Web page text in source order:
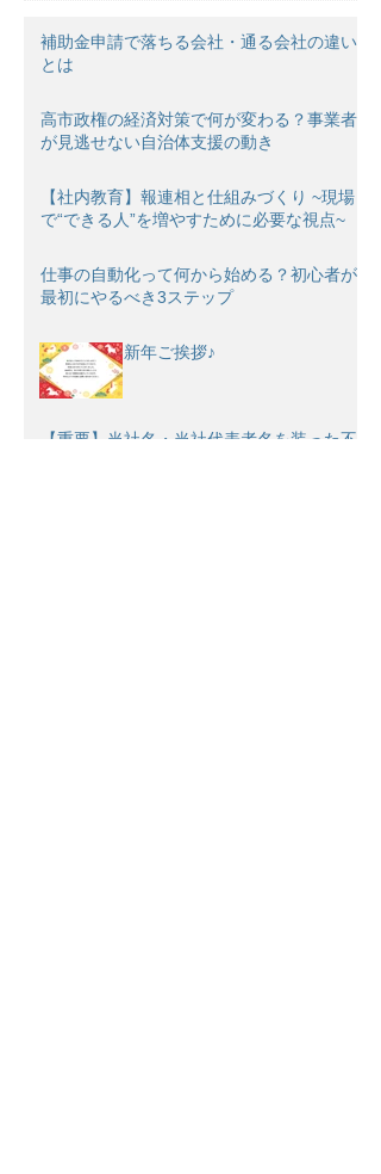
補助金申請で落ちる会社・通る会社の違い
とは
高市政権の経済対策で何が変わる？事業者
が見逃せない自治体支援の動き
【社内教育】報連相と仕組みづくり ~現場
で“できる人”を増やすために必要な視点~
仕事の自動化って何から始める？初心者が
最初にやるべき3ステップ
新年ご挨拶♪
【重要】当社名・当社代表者名を装った不